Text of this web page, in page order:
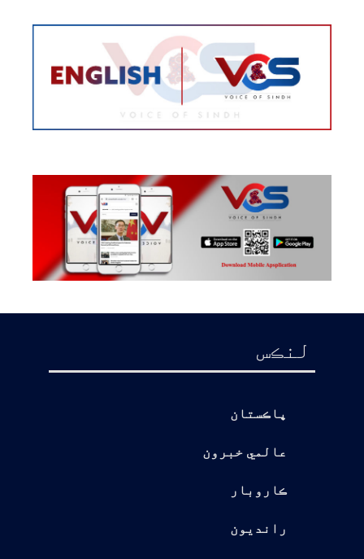
لنڪس
پاڪستان
عالمي خبرون
ڪاروبار
رانديون